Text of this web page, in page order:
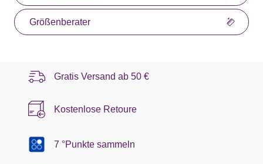
Größenberater
Gratis Versand ab 50 €
Kostenlose Retoure
7 °Punkte sammeln